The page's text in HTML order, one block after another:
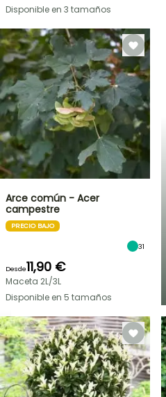
OFERTA
RELÁMPAGO
¡HASTA
UN
30
%
Disponible en 3 tamaños
Arce común - Acer
campestre
PRECIO BAJO
31
Desde11,90 €
Maceta 2L/3L
Disponible en 5 tamaños